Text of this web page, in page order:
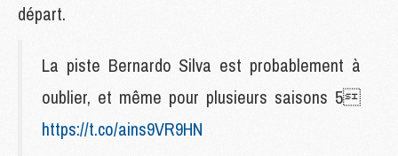
départ.
La piste Bernardo Silva est probablement à
oublier, et même pour plusieurs saisons 5
https://t.co/ains9VR9HN